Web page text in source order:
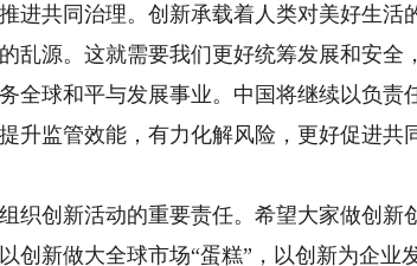
共同治理。创新承载着人类对美好生活
乱源。这就需要我们更好统筹发展和安全
全球和平与发展事业。中国将继续以负责
升监管效能，有力化解风险，更好促进共
创新活动的重要责任。希望大家做创新
创新做大全球市场“蛋糕”，以创新为企业